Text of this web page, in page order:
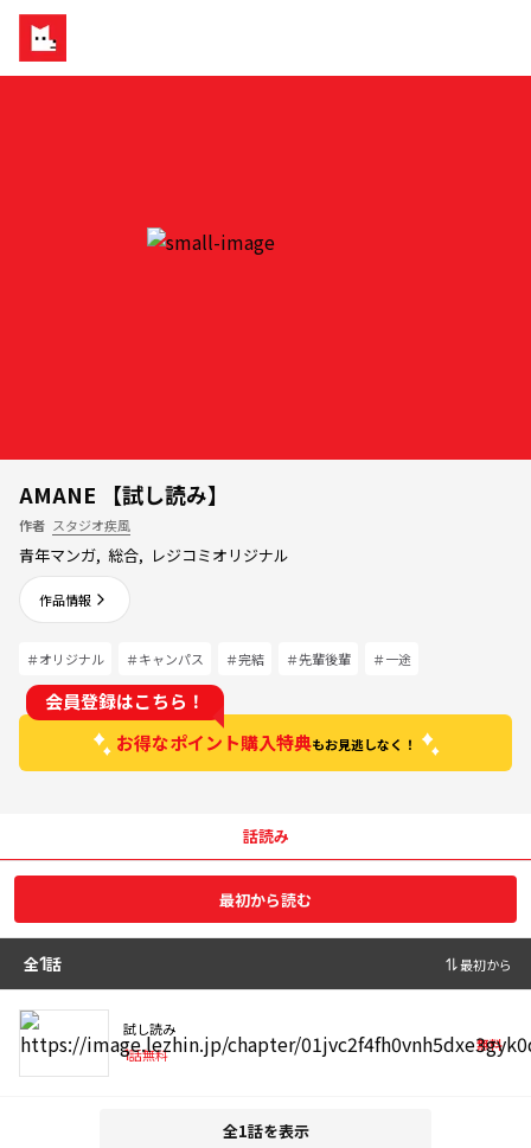
AMANE 【試し読み】
作者 スタジオ疾風
青年マンガ, 総合, レジコミオリジナル
作品情報
＃オリジナル ＃キャンパス ＃完結 ＃先輩後輩 ＃一途
お得なポイント購入特典もお見逃しなく！
会員登録はこちら！
話読み
最初から読む
全1話 最初から
試し読み
1話無料
無料
全1話を表示